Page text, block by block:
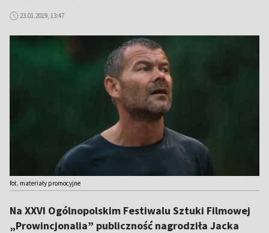
23.01.2019, 13:47
fot. materiały promocyjne
Na XXVI Ogólnopolskim Festiwalu Sztuki Filmowej
„Prowincjonalia” publiczność nagrodziła Jacka